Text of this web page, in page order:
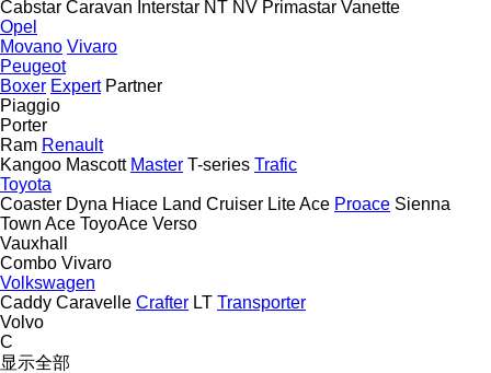
Cabstar Caravan Interstar NT NV Primastar Vanette
Opel
Movano Vivaro
Peugeot
Boxer Expert Partner
Piaggio
Porter
Ram Renault
Kangoo Mascott Master T-series Trafic
Toyota
Coaster Dyna Hiace Land Cruiser Lite Ace Proace Sienna
Town Ace ToyoAce Verso
Vauxhall
Combo Vivaro
Volkswagen
Caddy Caravelle Crafter LT Transporter
Volvo
C
显示全部